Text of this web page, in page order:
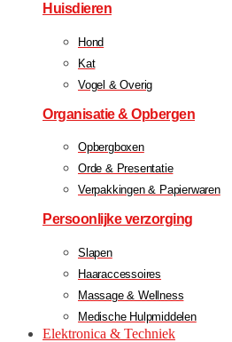
Huisdieren
Hond
Kat
Vogel & Overig
Organisatie & Opbergen
Opbergboxen
Orde & Presentatie
Verpakkingen & Papierwaren
Persoonlijke verzorging
Slapen
Haaraccessoires
Massage & Wellness
Medische Hulpmiddelen
Elektronica & Techniek